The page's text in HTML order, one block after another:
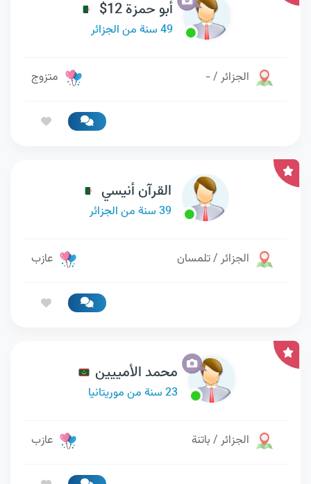
أبو حمزة 12$
49 سنة من الجزائر
الجزائر / - متزوج
القرآن أنيسي
39 سنة من الجزائر
الجزائر / تلمسان عازب
محمد الأمييين
23 سنة من موريتانيا
الجزائر / باتنة عازب